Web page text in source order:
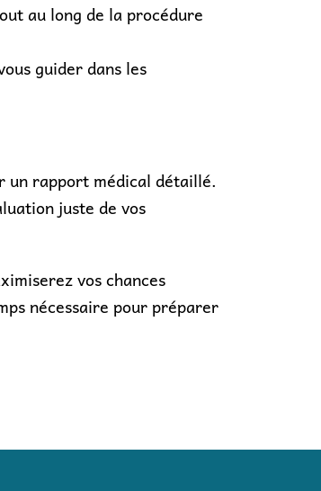
au long de la procédure
guider dans les
un rapport médical détaillé.
juste de vos
vos chances
nécessaire pour préparer